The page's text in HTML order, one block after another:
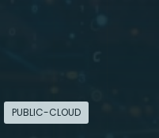
PUBLIC-CLOUD